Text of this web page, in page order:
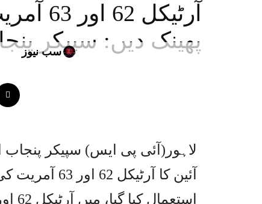
پھینک دیں: سپیکر
سب نیوز
لاہور(آئی پی ایس) سپیکر
آئین کا